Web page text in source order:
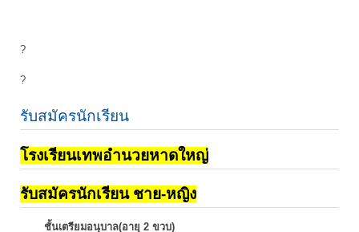
?
?
รับสมัครนักเรียน
โรงเรียนเทพอำนวยหาดใหญ่
รับสมัครนักเรียน ชาย-หญิง
ชั้นเตรียมอนุบาล(อายุ 2 ขวบ)